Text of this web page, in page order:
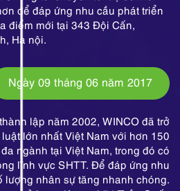
để đáp ứng nhu cầu phát triển
điểm mới tại 343 Đội Cấn,
Hà nội.
Ngày 09 tháng 06 năm 2017
lập năm 2002, WINCO đã trở
lớn nhất Việt Nam với hơn 150
ngành tại Việt Nam, trong đó có
lĩnh vực SHTT. Để đáp ứng nhu
lượng nhân sự tăng nhanh chóng.